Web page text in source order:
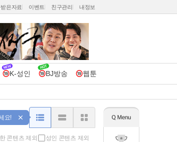
은자료 이벤트 친구관리 내정보
K-성인 BJ방송 웹툰
요!
콘텐츠 제외 성인 콘텐츠 제외